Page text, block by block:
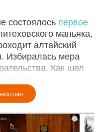
состоялось первое
маньяка,
алтайский
Избиралась мера
Как шел
i